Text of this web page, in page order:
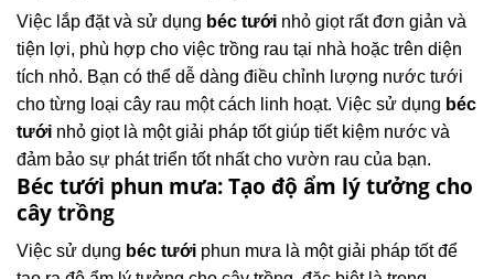
Việc lắp đặt và sử dụng béc tưới nhỏ giọt rất đơn giản và
tiện lợi, phù hợp cho việc trồng rau tại nhà hoặc trên diện
tích nhỏ. Bạn có thể dễ dàng điều chỉnh lượng nước tưới
cho từng loại cây rau một cách linh hoạt. Việc sử dụng béc
tưới nhỏ giọt là một giải pháp tốt giúp tiết kiệm nước và
đảm bảo sự phát triển tốt nhất cho vườn rau của bạn.
Béc tưới phun mưa: Tạo độ ẩm lý tưởng cho
cây trồng
Việc sử dụng béc tưới phun mưa là một giải pháp tốt để